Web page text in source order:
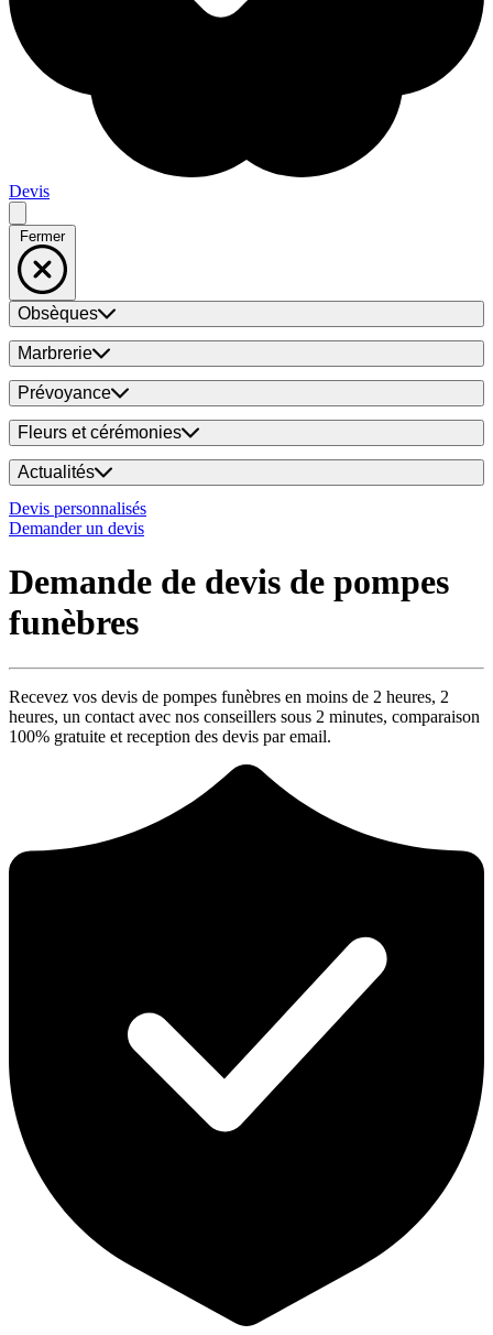
Devis
Fermer
Obsèques
Marbrerie
Prévoyance
Fleurs et cérémonies
Actualités
Devis personnalisés
Demander un devis
Demande de devis de pompes
funèbres
Recevez vos devis de pompes funèbres en moins de 2 heures, 2
heures, un contact avec nos conseillers sous 2 minutes, comparaison
100% gratuite et reception des devis par email.